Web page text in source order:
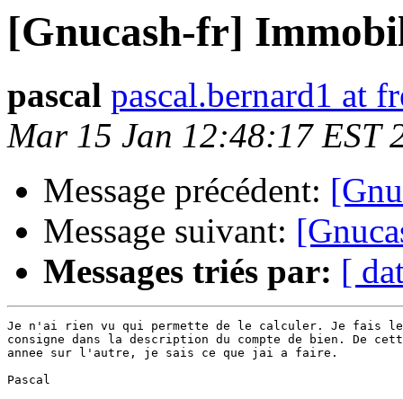
[Gnucash-fr]
pascal pascal.bernard1 at
Mar 15 Jan 12:48:17 EST
Message précédent:
Message suivant:
Messages triés par: [
Je n'ai rien vu qui permette de le calculer. Je fais
consigne dans la description du compte de bien. De
annee sur l'autre, je sais ce que jai a faire.
Pascal